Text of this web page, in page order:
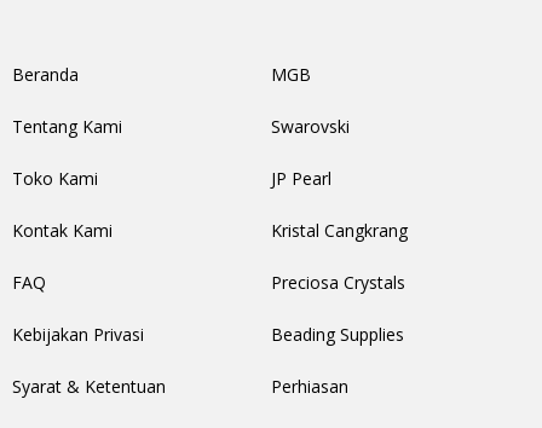
Beranda
Tentang Kami
Toko Kami
Kontak Kami
FAQ
Kebijakan Privasi
Syarat & Ketentuan
MGB
Swarovski
JP Pearl
Kristal Cangkrang
Preciosa Crystals
Beading Supplies
Perhiasan